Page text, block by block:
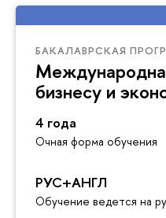
БАКАЛАВРСКАЯ
бизнесу и
4 года
Очная форма обучения
РУС+АНГЛ
Обучение ведется на